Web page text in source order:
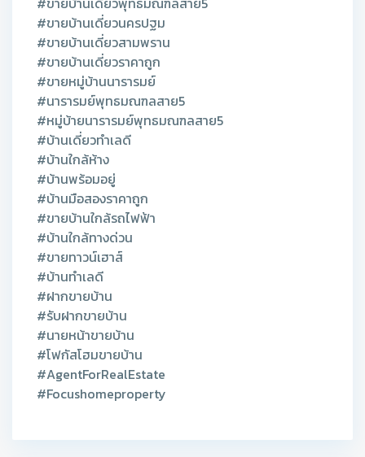
#ขายบ้านเดี่ยวนครปฐม
#ขายบ้านเดี่ยวสามพราน
#ขายบ้านเดี่ยวราคาถูก
#ขายหมู่บ้านนารารมย์
#นารารมย์พุทธมณฑลสาย5
#หมู่บ้ายนารารมย์พุทธมณฑลสาย5
#บ้านเดี่ยวทำเลดี
#บ้านใกล้ห้าง
#บ้านพร้อมอยู่
#บ้านมือสองราคาถูก
#ขายบ้านใกล้รถไฟฟ้า
#บ้านใกล้ทางด่วน
#ขายทาวน์เฮาส์
#บ้านทำเลดี
#ฝากขายบ้าน
#รับฝากขายบ้าน
#นายหน้าขายบ้าน
#โฟกัสโฮมขายบ้าน
#AgentForRealEstate
#Focushomeproperty